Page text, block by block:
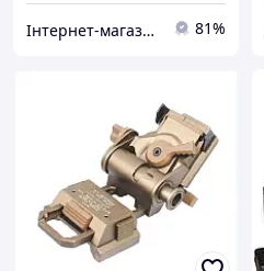
Інтернет-магазин Already Better 81%